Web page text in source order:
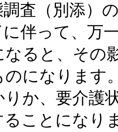
査（別添）
伴って、万
なると、その
のになります
りか、要介護
ることになり